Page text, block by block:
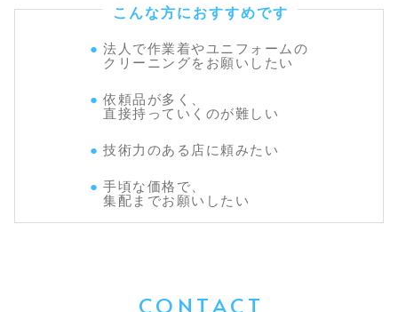
こんな方におすすめです
法人で作業着やユニフォームの
クリーニングをお願いしたい
依頼品が多く、
直接持っていくのが難しい
技術力のある店に頼みたい
手頃な価格で、
集配までお願いしたい
CONTACT